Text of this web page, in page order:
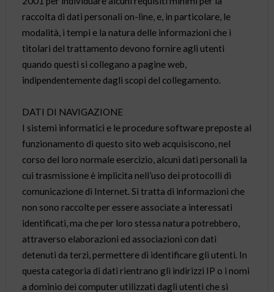
raccolta di dati personali on-line, e, in particolare, le
modalità, i tempi e la natura delle informazioni che i
titolari del trattamento devono fornire agli utenti
quando questi si collegano a pagine web,
indipendentemente dagli scopi del collegamento.
DATI DI NAVIGAZIONE
I sistemi informatici e le procedure software preposte al
funzionamento di questo sito web acquisiscono, nel
corso del loro normale esercizio, alcuni dati personali la
cui trasmissione è implicita nell’uso dei protocolli di
comunicazione di Internet. Si tratta di informazioni che
non sono raccolte per essere associate a interessati
identificati, ma che per loro stessa natura potrebbero,
attraverso elaborazioni ed associazioni con dati
detenuti da terzi, permettere di identificare gli utenti. In
questa categoria di dati rientrano gli indirizzi IP o i nomi
a dominio dei computer utilizzati dagli utenti che si